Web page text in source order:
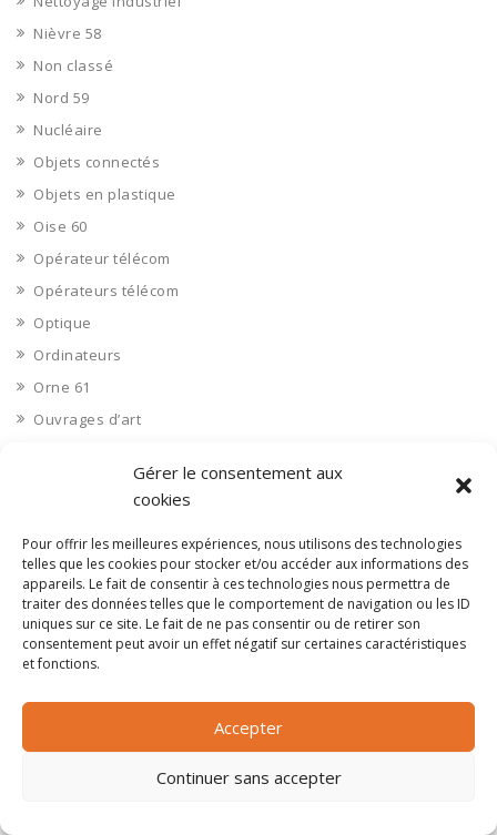
Gérer le consentement aux
cookies
Pour offrir les meilleures expériences, nous utilisons des technologies
telles que les cookies pour stocker et/ou accéder aux informations des
appareils. Le fait de consentir à ces technologies nous permettra de
traiter des données telles que le comportement de navigation ou les ID
uniques sur ce site. Le fait de ne pas consentir ou de retirer son
consentement peut avoir un effet négatif sur certaines caractéristiques
et fonctions.
Accepter
Continuer sans accepter
Nièvre 58
Non classé
Nord 59
Nucléaire
Objets connectés
Objets en plastique
Oise 60
Opérateur télécom
Opérateurs télécom
Optique
Ordinateurs
Orne 61
Ouvrages d’art
Pêche
Petite distribution
Pétrole
Pharmaceutique, médicaments
Photos
Polynésie Française 987